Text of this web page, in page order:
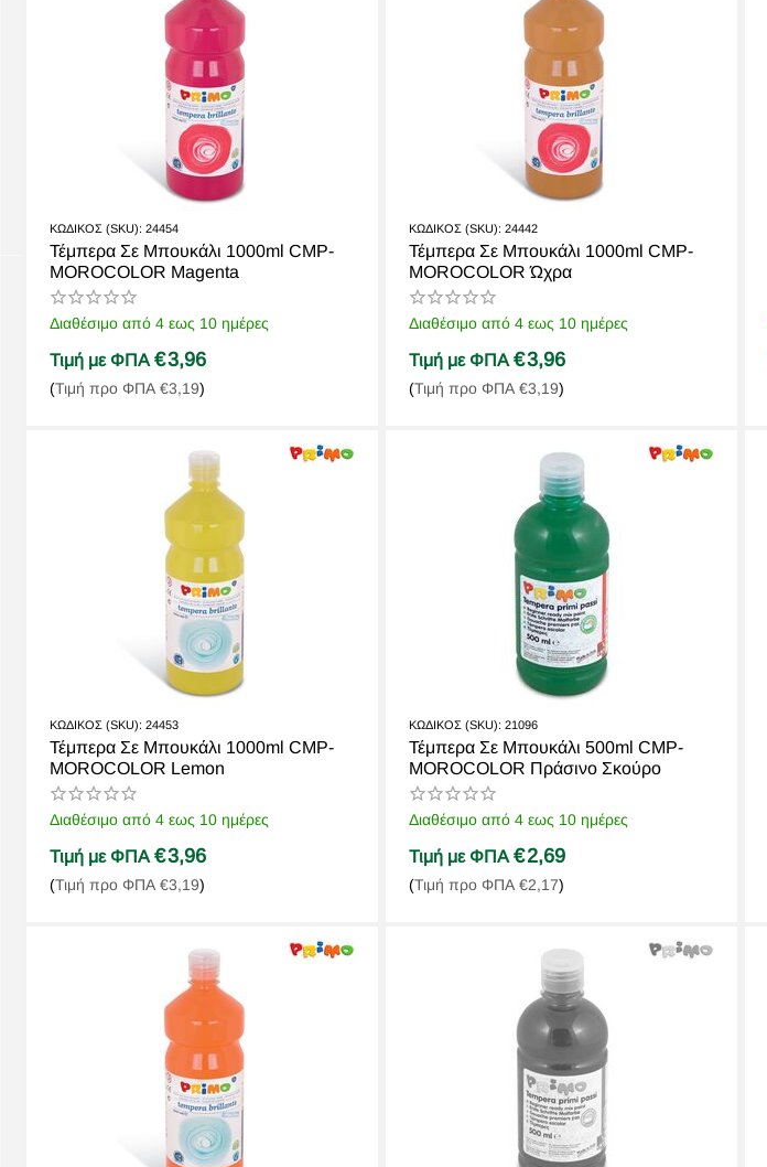
ΚΩΔΙΚΟΣ (SKU): 24454
Τέμπερα Σε Μπουκάλι 1000ml CMP-
MOROCOLOR Magenta
Διαθέσιμο από 4 εως 10 ημέρες
Τιμή με ΦΠΑ €3,96
(Τιμή προ ΦΠΑ €3,19)
ΚΩΔΙΚΟΣ (SKU): 24442
Τέμπερα Σε Μπουκάλι 1000ml CMP-
MOROCOLOR Ώχρα
Διαθέσιμο από 4 εως 10 ημέρες
Τιμή με ΦΠΑ €3,96
(Τιμή προ ΦΠΑ €3,19)
ΚΩΔΙΚΟΣ (SKU): 24453
Τέμπερα Σε Μπουκάλι 1000ml CMP-
MOROCOLOR Lemon
Διαθέσιμο από 4 εως 10 ημέρες
Τιμή με ΦΠΑ €3,96
(Τιμή προ ΦΠΑ €3,19)
ΚΩΔΙΚΟΣ (SKU): 21096
Τέμπερα Σε Μπουκάλι 500ml CMP-
MOROCOLOR Πράσινο Σκούρο
Διαθέσιμο από 4 εως 10 ημέρες
Τιμή με ΦΠΑ €2,69
(Τιμή προ ΦΠΑ €2,17)